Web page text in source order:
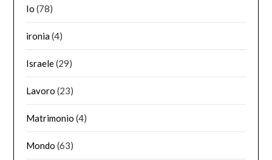
Io (78)
ironia(4)
Israele(29)
Lavoro (23)
Matrimonio (4)
Mondo (63)